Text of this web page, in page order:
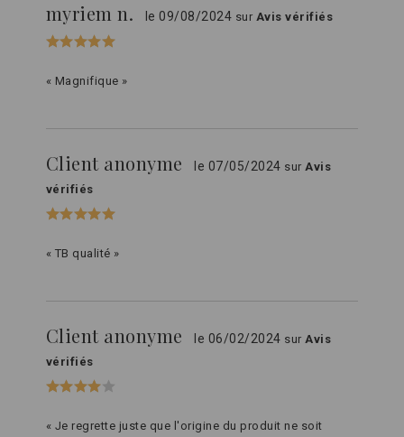
myriem n. le 09/08/2024 sur Avis vérifiés
« Magnifique »
Client anonyme le 07/05/2024 surAvis
vérifiés
« TB qualité »
Client anonyme le 06/02/2024 surAvis
vérifiés
« Je regrette juste que l'origine du produit ne soit